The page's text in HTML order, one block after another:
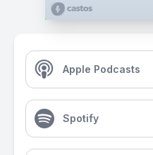
Apple Podcasts
Spotify